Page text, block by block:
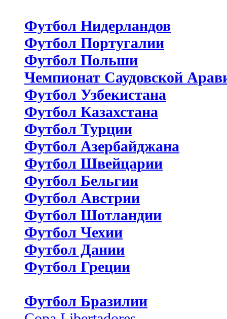
Футбол Нидерландов
Футбол Португалии
Футбол Польши
Чемпионат Саудовской
Футбол Узбекистана
Футбол Казахстана
Футбол Турции
Футбол Азербайджана
Футбол Швейцарии
Футбол Бельгии
Футбол Австрии
Футбол Шотландии
Футбол Чехии
Футбол Дании
Футбол Греции
Футбол Бразилии